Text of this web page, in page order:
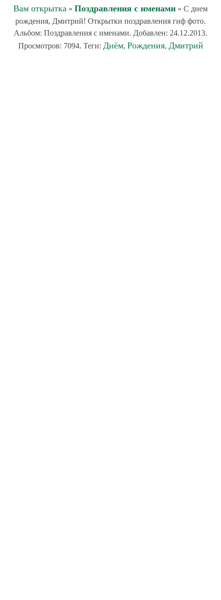
Вам открытка » Поздравления с именами » С днем
рождения, Дмитрий! Открытки поздравления гиф фото.
Альбом: Поздравления с именами. Добавлен: 24.12.2013.
Просмотров: 7094. Теги: Днём, Рождения, Дмитрий